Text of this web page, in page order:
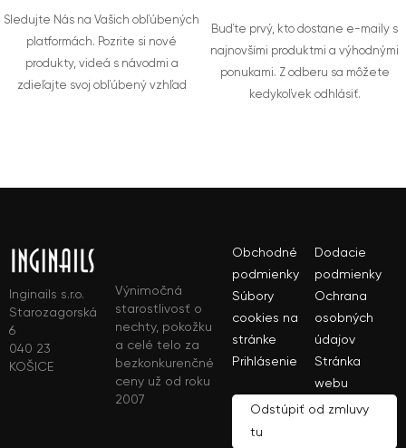
Sledujte Nás na Vašich obľúbených
platformách. Pozrite si nové
produkty, videá s návodmi a
zdieľajte svoj obľúbený vzhľad
Buďte prvý, kto dostane e-maily s
najnovšími produktmi a výhodnými
ponukami. Z odberu sa môžete
kedykoľvek odhlásiť.
Inginails s.r.o.
Starozagorská
6
040 23
KOŠICE
Výnimočná
starostlivosť o
nechty, pokožku
a celé telo za
bezkonkurenčné
ceny už od roku
2007
Obchodné
podmienky
Dodacie
podmienky
Súbory
cookies na
stránke
Ochrana
osobných
údajov
Prihlásenie
Stránka
webu
Odstúpiť od zmluvy
tu